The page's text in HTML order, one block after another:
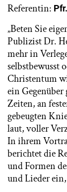
Referentin:
„Beten Sie
Publizist Dr.
mehr in
selbstbewusst
Christentum
ein
Zeiten, an
gebeugten
laut, voller
In ihrem
berichtet die
und Formen
und Lieder ein,